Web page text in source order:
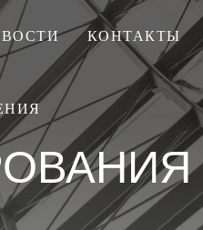
КОНТАКТЫ